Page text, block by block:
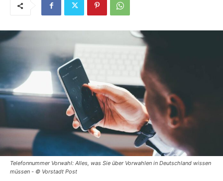
Telefonnummer Vorwahl: Alles, was Sie über Vorwahlen in Deutschland wissen
müssen - © Vorstadt Post